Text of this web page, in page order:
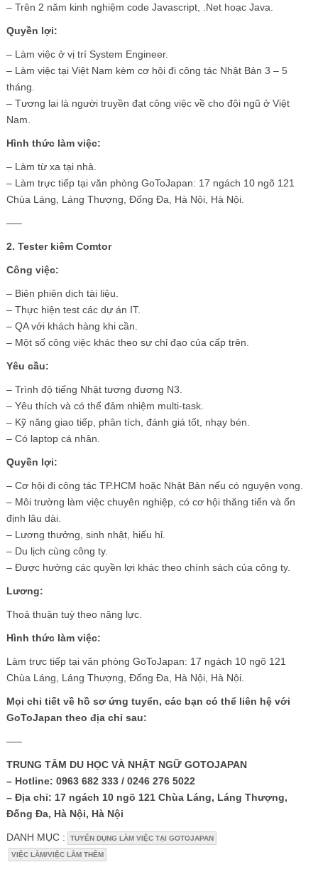
– Trên 2 năm kinh nghiệm code Javascript, .Net hoạc Java.
Quyền lợi:
– Làm việc ở vị trí System Engineer.
– Làm việc tại Việt Nam kèm cơ hội đi công tác Nhật Bản 3 – 5
tháng.
– Tương lai là người truyền đạt công việc về cho đội ngũ ở Việt
Nam.
Hình thức làm việc:
– Làm từ xa tại nhà.
– Làm trực tiếp tại văn phòng GoToJapan: 17 ngách 10 ngõ 121
Chùa Láng, Láng Thượng, Đống Đa, Hà Nội, Hà Nội.
—–
2. Tester kiêm Comtor
Công việc:
– Biên phiên dịch tài liệu.
– Thực hiện test các dự án IT.
– QA với khách hàng khi cần.
– Một số công việc khác theo sự chỉ đạo của cấp trên.
Yêu cầu:
– Trình độ tiếng Nhật tương đương N3.
– Yêu thích và có thể đảm nhiệm multi-task.
– Kỹ năng giao tiếp, phân tích, đánh giá tốt, nhạy bén.
– Có laptop cá nhân.
Quyền lợi:
– Cơ hội đi công tác TP.HCM hoặc Nhật Bản nếu có nguyện vọng.
– Môi trường làm việc chuyên nghiệp, có cơ hội thăng tiến và ổn
định lâu dài.
– Lương thưởng, sinh nhật, hiếu hỉ.
– Du lịch cùng công ty.
– Được hưởng các quyền lợi khác theo chính sách của công ty.
Lương:
Thoả thuận tuỳ theo năng lực.
Hình thức làm việc:
Làm trực tiếp tại văn phòng GoToJapan: 17 ngách 10 ngõ 121
Chùa Láng, Láng Thượng, Đống Đa, Hà Nội, Hà Nội.
Mọi chi tiết về hồ sơ ứng tuyển, các bạn có thể liên hệ với
GoToJapan theo địa chỉ sau:
—–
TRUNG TÂM DU HỌC VÀ NHẬT NGỮ GOTOJAPAN
– Hotline: 0963 682 333 / 0246 276 5022
– Địa chỉ: 17 ngách 10 ngõ 121 Chùa Láng, Láng Thượng,
Đống Đa, Hà Nội, Hà Nội
DANH MỤC : TUYỂN DỤNG LÀM VIỆC TẠI GOTOJAPAN
VIỆC LÀM/VIỆC LÀM THÊM